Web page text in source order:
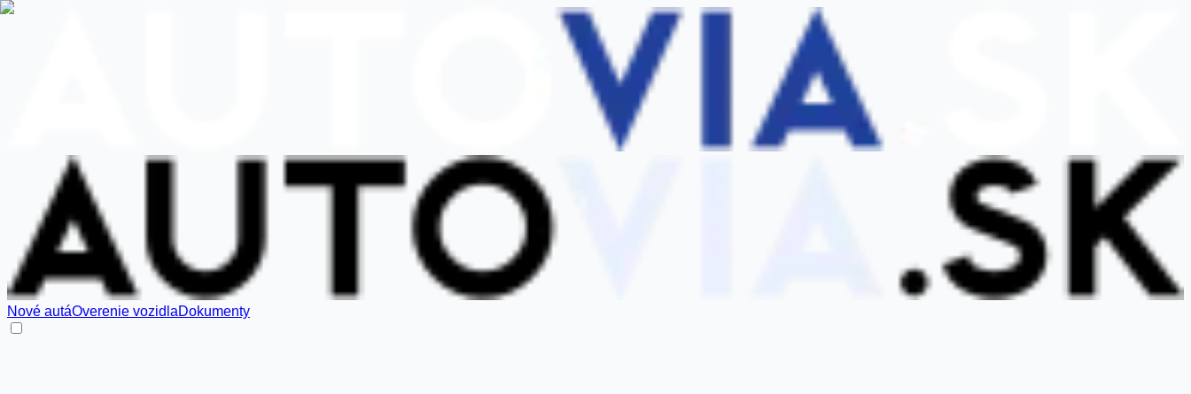
Nové autáOverenie vozidlaDokumenty